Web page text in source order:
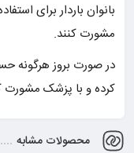
بانوان باردار برای
مشورت کنند.
در صورت بروز هرگونه
کرده و با پزشک مشورت
محصولات مشابه